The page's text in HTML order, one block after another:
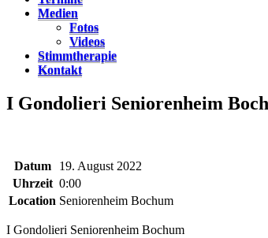
Medien
Fotos
Videos
Stimmtherapie
Kontakt
I Gondolieri Seniorenheim
Datum
19. August 2022
Uhrzeit 0:00
Location Seniorenheim Bochum
I Gondolieri Seniorenheim Bochum